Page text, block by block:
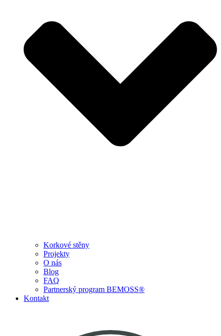
Korkové stěny
Projekty
O nás
Blog
FAQ
Partnerský program BEMOSS®
Kontakt